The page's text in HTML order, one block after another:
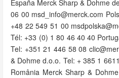
España Merck Sharp & Dohme
06 00 msd_info@merck.com
+48 22 549 51 00
Tél: +33 (0) 1 80 46 40 40
Tel: +351 21 446 58 08
& Dohme d.o.o. Tel: + 385 1
România Merck Sharp &